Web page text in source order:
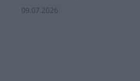
09.07.2026